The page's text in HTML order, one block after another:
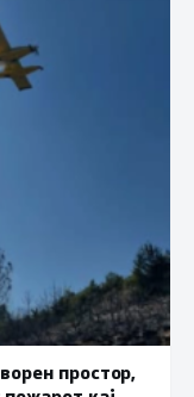
простор,